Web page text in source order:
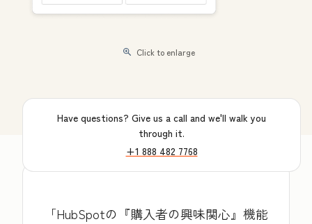
Click to enlarge
Have questions? Give us a call and we'll walk you
through it.
+1 888 482 7768
HubSpotの『購入者の興味関心』機能